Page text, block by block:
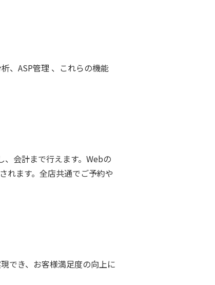
、ASP管理 、これらの機能
、会計まで行えます。Webの
れます。全店共通でご予約や
でき、お客様満足度の向上に